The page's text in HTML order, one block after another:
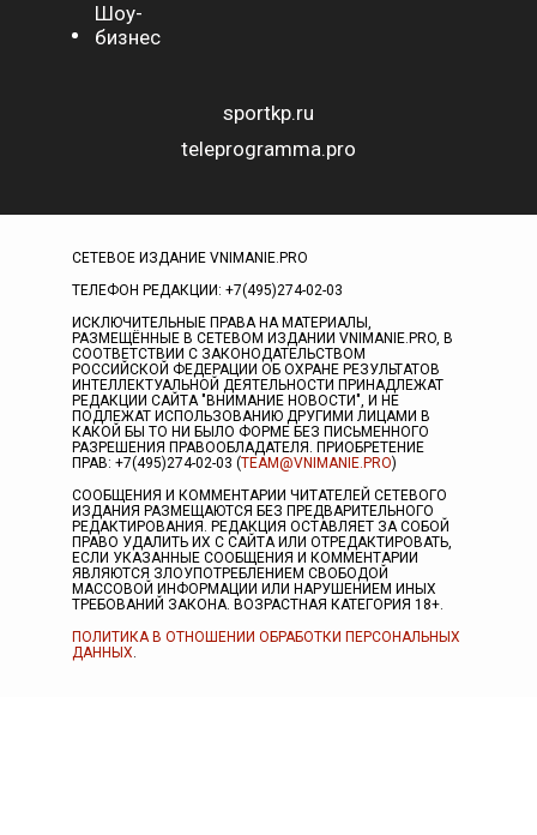
Шоу-
бизнес
sportkp.ru
teleprogramma.pro
СЕТЕВОЕ ИЗДАНИЕ VNIMANIE.PRO
ТЕЛЕФОН РЕДАКЦИИ: +7(495)274-02-03
ИСКЛЮЧИТЕЛЬНЫЕ ПРАВА НА МАТЕРИАЛЫ,
РАЗМЕЩЁННЫЕ В СЕТЕВОМ ИЗДАНИИ VNIMANIE.PRO, В
СООТВЕТСТВИИ С ЗАКОНОДАТЕЛЬСТВОМ
РОССИЙСКОЙ ФЕДЕРАЦИИ ОБ ОХРАНЕ РЕЗУЛЬТАТОВ
ИНТЕЛЛЕКТУАЛЬНОЙ ДЕЯТЕЛЬНОСТИ ПРИНАДЛЕЖАТ
РЕДАКЦИИ САЙТА "ВНИМАНИЕ НОВОСТИ", И НЕ
ПОДЛЕЖАТ ИСПОЛЬЗОВАНИЮ ДРУГИМИ ЛИЦАМИ В
КАКОЙ БЫ ТО НИ БЫЛО ФОРМЕ БЕЗ ПИСЬМЕННОГО
РАЗРЕШЕНИЯ ПРАВООБЛАДАТЕЛЯ. ПРИОБРЕТЕНИЕ
ПРАВ: +7(495)274-02-03 (TEAM@VNIMANIE.PRO)
СООБЩЕНИЯ И КОММЕНТАРИИ ЧИТАТЕЛЕЙ СЕТЕВОГО
ИЗДАНИЯ РАЗМЕЩАЮТСЯ БЕЗ ПРЕДВАРИТЕЛЬНОГО
РЕДАКТИРОВАНИЯ. РЕДАКЦИЯ ОСТАВЛЯЕТ ЗА СОБОЙ
ПРАВО УДАЛИТЬ ИХ С САЙТА ИЛИ ОТРЕДАКТИРОВАТЬ,
ЕСЛИ УКАЗАННЫЕ СООБЩЕНИЯ И КОММЕНТАРИИ
ЯВЛЯЮТСЯ ЗЛОУПОТРЕБЛЕНИЕМ СВОБОДОЙ
МАССОВОЙ ИНФОРМАЦИИ ИЛИ НАРУШЕНИЕМ ИНЫХ
ТРЕБОВАНИЙ ЗАКОНА. ВОЗРАСТНАЯ КАТЕГОРИЯ 18+.
ПОЛИТИКА В ОТНОШЕНИИ ОБРАБОТКИ ПЕРСОНАЛЬНЫХ
ДАННЫХ.